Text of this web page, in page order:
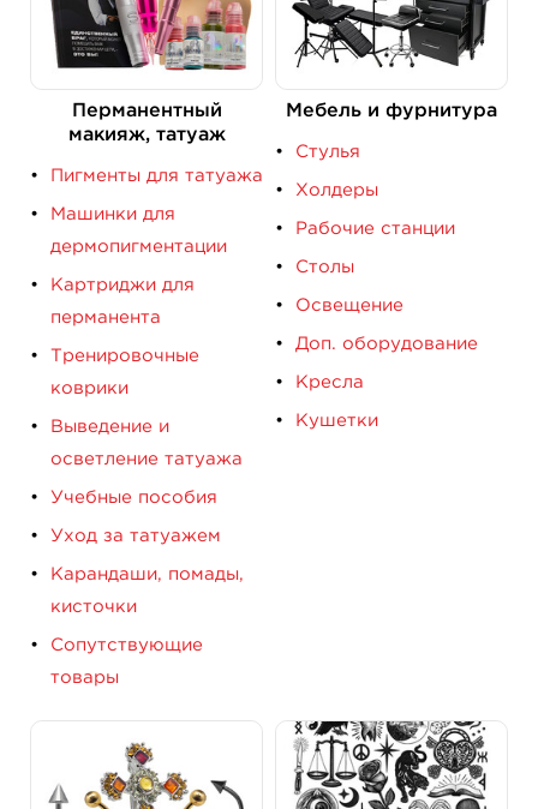
Перманентный
макияж, татуаж
Пигменты для татуажа
Машинки для
дермопигментации
Картриджи для
перманента
Тренировочные
коврики
Выведение и
осветление татуажа
Учебные пособия
Уход за татуажем
Карандаши, помады,
кисточки
Сопутствующие
товары
Мебель и фурнитура
Стулья
Холдеры
Рабочие станции
Столы
Освещение
Доп. оборудование
Кресла
Кушетки